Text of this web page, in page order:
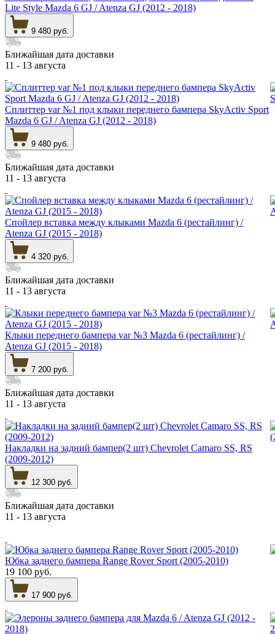
Lite Style Mazda 6 GJ / Atenza GJ (2012 - 2018)
9 480 руб.
Ближайшая дата доставки
11 - 13 августа
Сплиттер var №1 под клыки переднего бампера SkyActiv Sport
Mazda 6 GJ / Atenza GJ (2012 - 2018)
9 480 руб.
Ближайшая дата доставки
11 - 13 августа
Спойлер вставка между клыками Mazda 6 (рестайлинг) /
Atenza GJ (2015 - 2018)
4 320 руб.
Ближайшая дата доставки
11 - 13 августа
Клыки переднего бампера var №3 Mazda 6 (рестайлинг) /
Atenza GJ (2015 - 2018)
7 200 руб.
Ближайшая дата доставки
11 - 13 августа
Накладки на задний бампер(2 шт) Chevrolet Camaro SS, RS
(2009-2012)
12 300 руб.
Ближайшая дата доставки
11 - 13 августа
Юбка заднего бампера Range Rover Sport (2005-2010)
19 100 руб.
17 900 руб.